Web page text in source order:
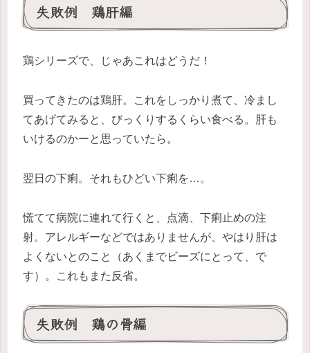
失敗例 鶏肝編
鶏シリーズで、じゃあこれはどうだ！
買ってきたのは鶏肝。これをしっかり煮て、冷まし
てあげてみると、びっくりするくらい食べる。肝も
いけるのかーと思っていたら。
翌日の下痢。それもひどい下痢を…。
慌てて病院に連れて行くと、点滴、下痢止めの注
射。アレルギーなどではありませんが、やはり肝は
よくないとのこと（あくまでビーズにとって、で
す）。これもまた反省。
失敗例 鶏の骨編